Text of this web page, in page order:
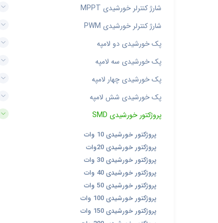
شارژ کنترلر خورشیدی MPPT
شارژ کنترلر خورشیدی PWM
پک خورشیدی دو لامپه
پک خورشیدی سه لامپه
پک خورشیدی چهار لامپه
پک خورشیدی شش لامپه
پروژکتور خورشیدی SMD
پروژکتور خورشیدی 10 وات
پروژکتور خورشیدی 20وات
پروژکتور خورشیدی 30 وات
پروژکتور خورشیدی 40 وات
پروژکتور خورشیدی 50 وات
پروژکتور خورشیدی 100 وات
پروژکتور خورشیدی 150 وات